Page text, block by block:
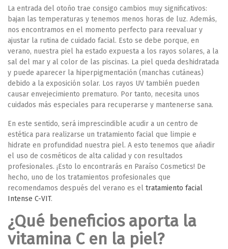
La entrada del otoño trae consigo cambios muy significativos:
bajan las temperaturas y tenemos menos horas de luz. Además,
nos encontramos en el momento perfecto para reevaluar y
ajustar la rutina de cuidado facial. Esto se debe porque, en
verano, nuestra piel ha estado expuesta a los rayos solares, a la
sal del mar y al color de las piscinas. La piel queda deshidratada
y puede aparecer la hiperpigmentación (manchas cutáneas)
debido a la exposición solar. Los rayos UV también pueden
causar envejecimiento prematuro. Por tanto, necesita unos
cuidados más especiales para recuperarse y mantenerse sana.
En este sentido, será imprescindible acudir a un centro de
estética para realizarse un tratamiento facial que limpie e
hidrate en profundidad nuestra piel. A esto tenemos que añadir
el uso de cosméticos de alta calidad y con resultados
profesionales. ¡Esto lo encontrarás en Paraíso Cosmetics! De
hecho, uno de los tratamientos profesionales que
recomendamos después del verano es el tratamiento facial
Intense C-VIT.
¿Qué beneficios aporta la
vitamina C en la piel?